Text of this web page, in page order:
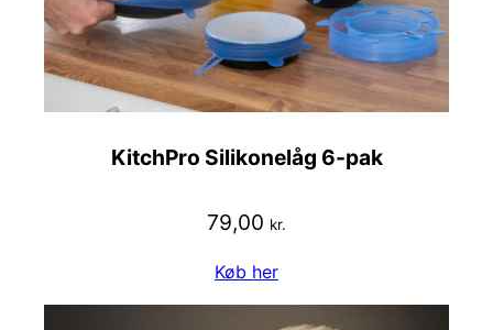
KitchPro Silikonelåg 6-pak
79,00 kr.
Køb her